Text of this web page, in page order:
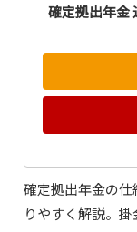
確定拠出年金
確定拠出年金の
りやすく解説。